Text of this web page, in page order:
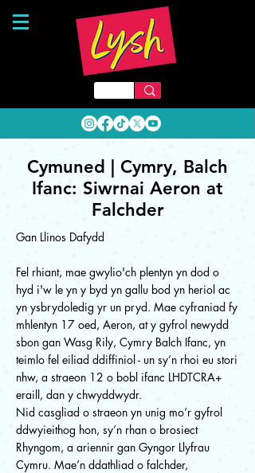
Cymuned | Cymry, Balch
Ifanc: Siwrnai Aeron at
Falchder
Gan Llinos Dafydd
Fel rhiant, mae gwylio'ch plentyn yn dod o
hyd i'w le yn y byd yn gallu bod yn heriol ac
yn ysbrydoledig yr un pryd. Mae cyfraniad fy
mhlentyn 17 oed, Aeron, at y gyfrol newydd
sbon gan Wasg Rily, Cymry Balch Ifanc, yn
teimlo fel eiliad ddiffiniol - un sy’n rhoi eu stori
nhw, a straeon 12 o bobl ifanc LHDTCRA+
eraill, dan y chwyddwydr.
Nid casgliad o straeon yn unig mo’r gyfrol
ddwyieithog hon, sy’n rhan o brosiect
Rhyngom, a ariennir gan Gyngor Llyfrau
Cymru. Mae’n ddathliad o falchder,